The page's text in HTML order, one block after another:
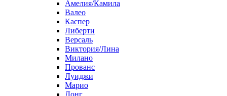
Амелия/Камила
Валео
Каспер
Либерти
Версаль
Виктория/Лина
Милано
Прованс
Луиджи
Марио
Лонг